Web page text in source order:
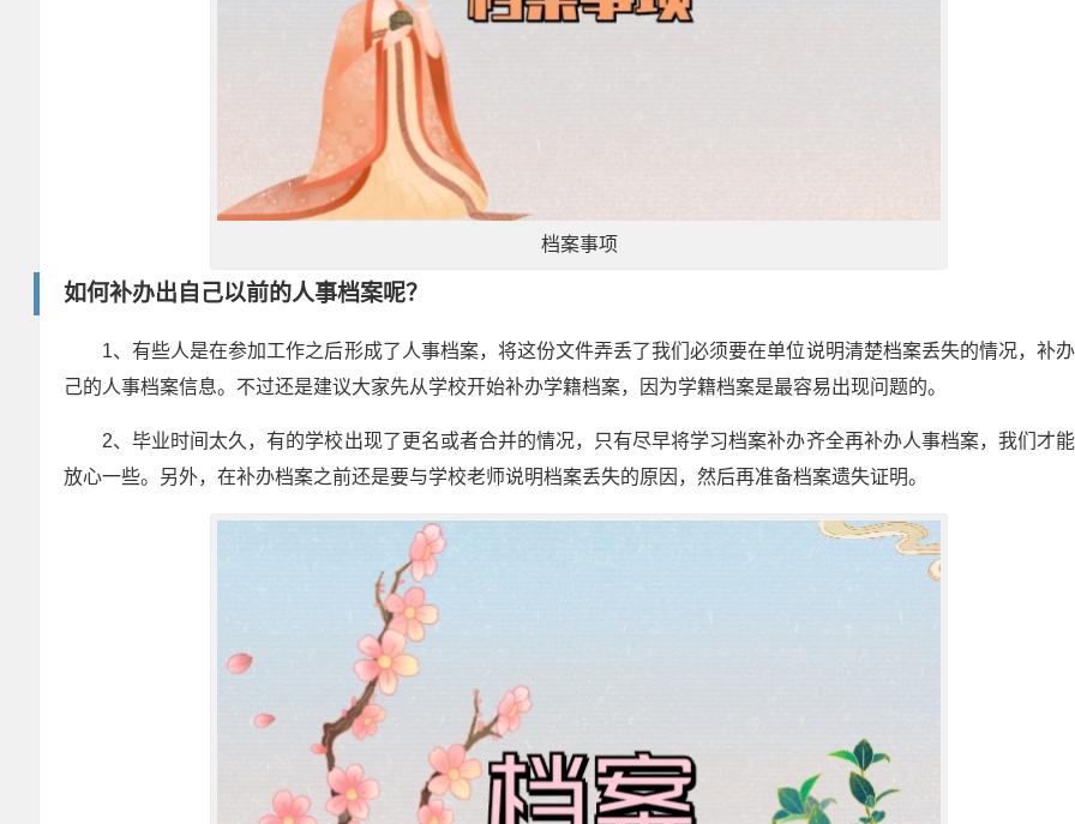
档案事项
如何补办出自己以前的人事档案呢？
1、有些人是在参加工作之后形成了人事档案，将这份文件弄丢了我们必须要在单位说明清楚档案丢失的情况，补
己的人事档案信息。不过还是建议大家先从学校开始补办学籍档案，因为学籍档案是最容易出现问题的。
2、毕业时间太久，有的学校出现了更名或者合并的情况，只有尽早将学习档案补办齐全再补办人事档案，我们才
放心一些。另外，在补办档案之前还是要与学校老师说明档案丢失的原因，然后再准备档案遗失证明。